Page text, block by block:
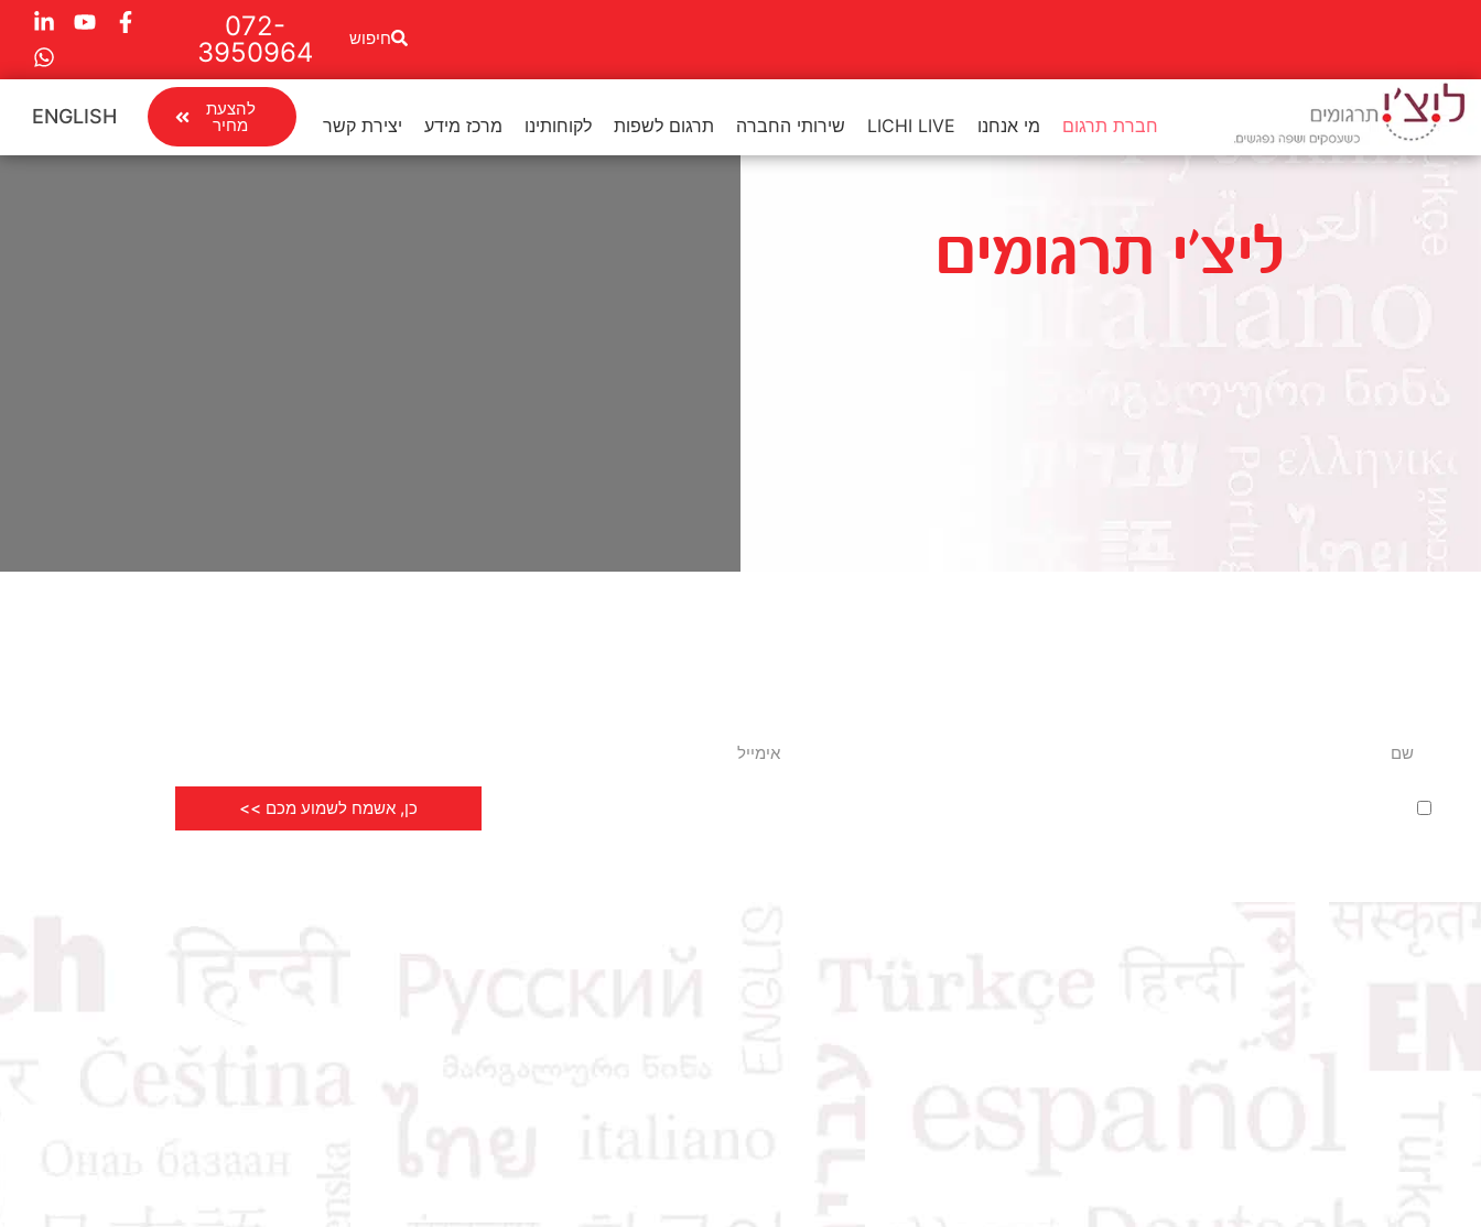
חיפוש
072-
3950964
חברת תרגום מי אנחנו LICHI LIVE שירותי החברה תרגום לשפות לקוחותינו מרכז מידע יצירת קשר
להצעת
מחיר ENGLISH
ליצ'י תרגומים
כן, אשמח לשמוע מכם >>